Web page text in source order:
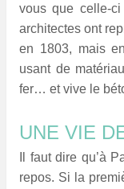
vous que celle-
architectes ont
en 1803, mais
usant de
fer… et vive le
UNE VIE
Il faut dire qu’à
repos. Si la